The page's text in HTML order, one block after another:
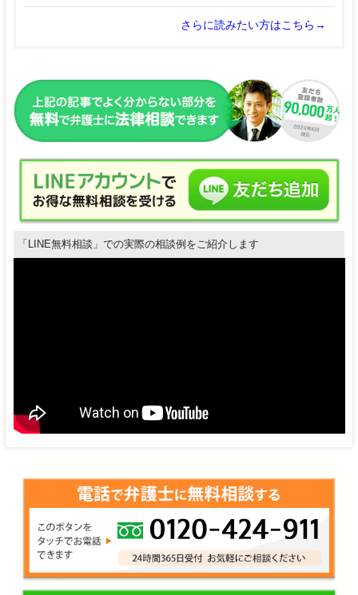
さらに読みたい方はこちら→
「LINE無料相談」での実際の相談例をご紹介します